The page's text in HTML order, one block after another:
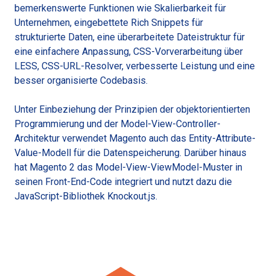
bemerkenswerte Funktionen wie Skalierbarkeit für
Unternehmen, eingebettete Rich Snippets für
strukturierte Daten, eine überarbeitete Dateistruktur für
eine einfachere Anpassung, CSS-Vorverarbeitung über
LESS, CSS-URL-Resolver, verbesserte Leistung und eine
besser organisierte Codebasis.
Unter Einbeziehung der Prinzipien der objektorientierten
Programmierung und der Model-View-Controller-
Architektur verwendet Magento auch das Entity-Attribute-
Value-Modell für die Datenspeicherung. Darüber hinaus
hat Magento 2 das Model-View-ViewModel-Muster in
seinen Front-End-Code integriert und nutzt dazu die
JavaScript-Bibliothek Knockout.js.